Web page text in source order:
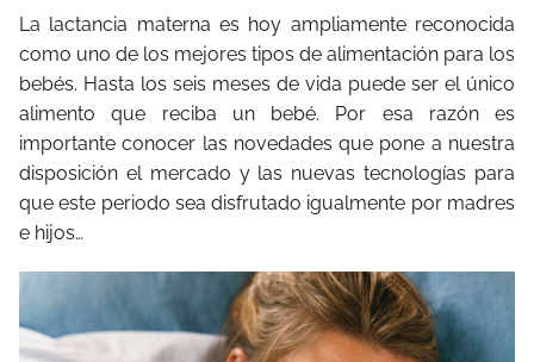
La lactancia materna es hoy ampliamente reconocida
como uno de los mejores tipos de alimentación para los
bebés. Hasta los seis meses de vida puede ser el único
alimento que reciba un bebé. Por esa razón es
importante conocer las novedades que pone a nuestra
disposición el mercado y las nuevas tecnologías para
que este periodo sea disfrutado igualmente por madres
e hijos…